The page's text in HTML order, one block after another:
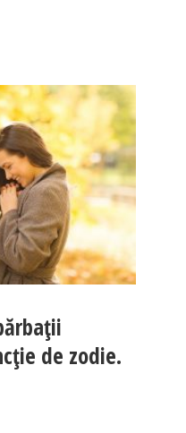
de zodie.